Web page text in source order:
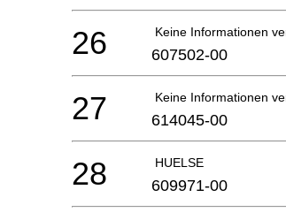
Keine Informationen
26 607502-00
Keine Informationen
27 614045-00
HUELSE
28 609971-00